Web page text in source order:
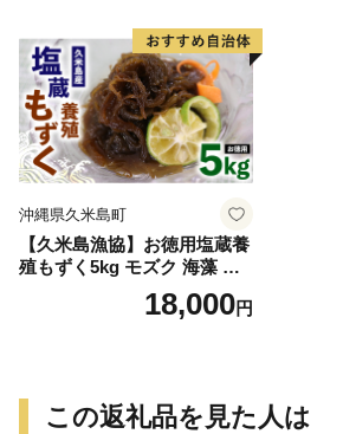
効果 便秘解消 疲労回復 スム
ージー サラダ ヨーグルト ゼ
リー 南国 沖縄 久米島
沖縄県久米島町
【久米島漁協】お徳用塩蔵養
殖もずく5kg モズク 海藻 も
ずく酢 味噌汁 スープ 天ぷら
ざるもずく 釜揚げもずく 食
え 沖縄 収穫
18,000円
この返礼品を見た人は